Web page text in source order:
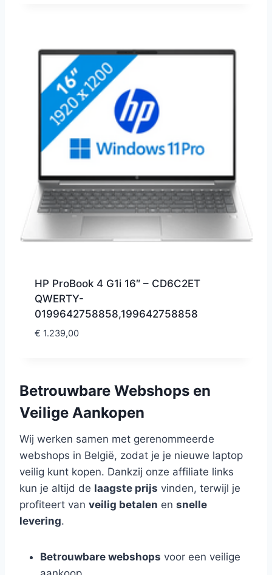
HP ProBook 4 G1i 16″ – CD6C2ET
QWERTY-
0199642758858,199642758858
€ 1.239,00
Betrouwbare Webshops en
Veilige Aankopen
Wij werken samen met gerenommeerde
webshops in België, zodat je je nieuwe laptop
veilig kunt kopen. Dankzij onze affiliate links
kun je altijd de laagste prijs vinden, terwijl je
profiteert van veilig betalen en snelle
levering.
Betrouwbare webshops voor een veilige